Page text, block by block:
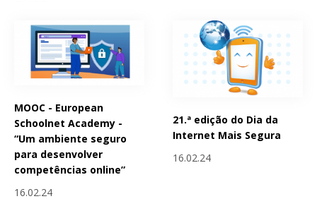
MOOC - European
Schoolnet Academy -
“Um ambiente seguro
para desenvolver
competências online”
16.02.24
21.ª edição do Dia da
Internet Mais Segura
16.02.24